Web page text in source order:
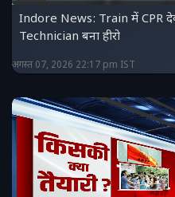
Indore News: Train में CPR
Technician बना हीरो
अगस्त 07, 2026 22:17 pm IST